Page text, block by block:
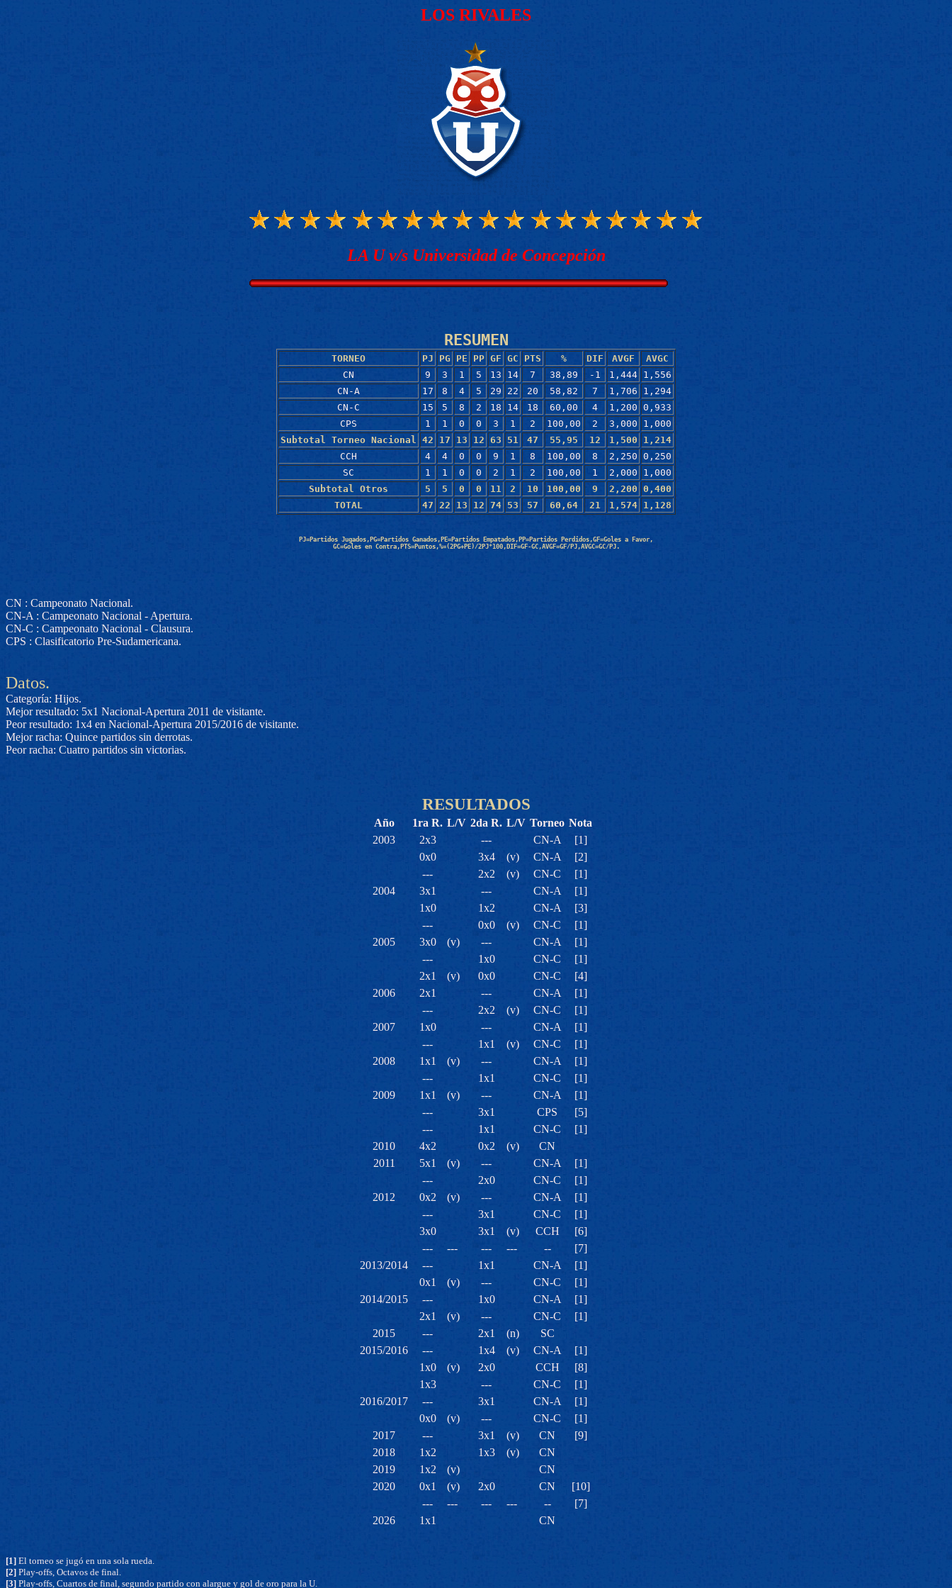
LOS RIVALES
LA U v/s Universidad de Concepción
RESUMEN
TORNEO PJ PG PE PP GF GC PTS % DIF AVGF
AVGC
CN
9 3 1 5 13 14 7 38,89 -1 1,444 1,556
CN-A
17 8 4 5 29 22 20 58,82 7 1,706
1,294
CN-C
15 5 8 2 18 14 18 60,00 4 1,200 0,933
CPS
1 1 0 0 3 1 2 100,00 2 3,000
1,000
Subtotal Torneo Nacional
42 17 13 12 63 51 47 55,95 12 1,500
1,214
CCH
4 4 0 0 9 1 8 100,00 8 2,250 0,250
SC
1 1 0 0 2 1 2 100,00 1 2,000
1,000
Subtotal Otros
5 5 0 0 11 2 10 100,00 9 2,200 0,400
TOTAL
47 22 13 12 74 53 57 60,64 21 1,574 1,128
PJ=Partidos Jugados,PG=Partidos Ganados,PE=Partidos Empatados,PP=Partidos Perdidos,GF=Goles a Favor,
GC=Goles en Contra,PTS=Puntos,%=(2PG+PE)/2PJ*100,DIF=GF-GC,AVGF=GF/PJ,AVGC=GC/PJ.
CN : Campeonato Nacional.
CN-A : Campeonato Nacional - Apertura.
CN-C : Campeonato Nacional - Clausura.
CPS : Clasificatorio Pre-Sudamericana.
Datos.
Categoría: Hijos.
Mejor resultado: 5x1 Nacional-Apertura 2011 de visitante.
Peor resultado: 1x4 en Nacional-Apertura 2015/2016 de visitante.
Mejor racha: Quince partidos sin derrotas.
Peor racha: Cuatro partidos sin victorias.
RESULTADOS
Año 1ra R. L/V 2da R. L/V Torneo Nota
2003
2x3 --- CN-A
[1]
0x0
3x4 (v) CN-A
[2]
---
2x2 (v) CN-C
[1]
2004
3x1 --- CN-A
[1]
1x0
1x2 CN-A
[3]
---
0x0 (v) CN-C
[1]
2005
3x0 (v) --- CN-A
[1]
---
1x0 CN-C
[1]
2x1
(v) 0x0 CN-C
[4]
2006
2x1 --- CN-A
[1]
---
2x2 (v) CN-C
[1]
2007
1x0 --- CN-A
[1]
---
1x1 (v) CN-C
[1]
2008
1x1 (v) --- CN-A
[1]
---
1x1 CN-C
[1]
2009
1x1 (v) --- CN-A
[1]
---
3x1 CPS
[5]
---
1x1 CN-C
[1]
2010
4x2 0x2 (v)
CN
2011
5x1 (v) --- CN-A
[1]
---
2x0 CN-C
[1]
2012
0x2 (v) --- CN-A
[1]
---
3x1 CN-C
[1]
3x0
3x1 (v) CCH
[6]
---
--- --- --- --
[7]
2013/2014
--- 1x1 CN-A
[1]
0x1
(v) --- CN-C
[1]
2014/2015
--- 1x0 CN-A
[1]
2x1
(v) --- CN-C
[1]
2015
--- 2x1 (n)
SC
2015/2016
--- 1x4 (v) CN-A
[1]
1x0
(v) 2x0 CCH
[8]
1x3
--- CN-C
[1]
2016/2017
--- 3x1 CN-A
[1]
0x0
(v) --- CN-C
[1]
2017
--- 3x1 (v) CN
[9]
2018
1x2 1x3 (v)
CN
2019
1x2 (v)
CN
2020
0x1 (v) 2x0 CN
[10]
---
--- --- --- --
[7]
2026
1x1 CN
[1] El torneo se jugó en una sola rueda.
[2] Play-offs, Octavos de final.
[3] Play-offs, Cuartos de final, segundo partido con alargue y gol de oro para la U.